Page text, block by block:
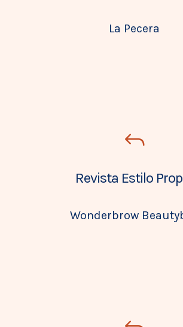
La Pecera
Revista Estilo
Wonderbrow